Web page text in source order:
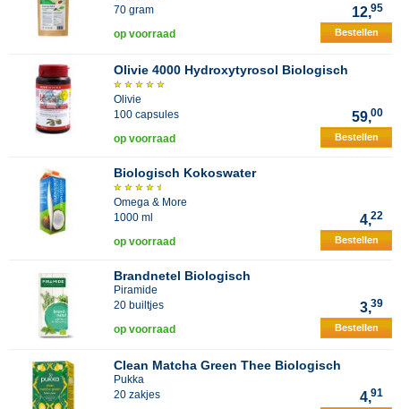
70 gram
12,95
op voorraad Bestellen
Olivie 4000 Hydroxytyrosol Biologisch
Olivie
100 capsules
59,00
op voorraad Bestellen
Biologisch Kokoswater
Omega & More
1000 ml
4,22
op voorraad Bestellen
Brandnetel Biologisch
Piramide
20 builtjes
3,39
op voorraad Bestellen
Clean Matcha Green Thee Biologisch
Pukka
20 zakjes
4,91